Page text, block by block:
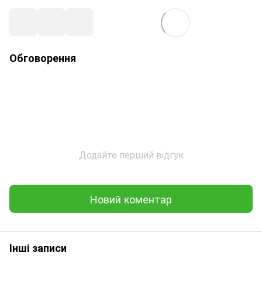
Обговорення
Додайте перший відгук
Новий коментар
Інші записи